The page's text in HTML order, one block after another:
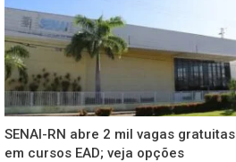
SENAI-RN abre 2 mil vagas gratuitas
em cursos EAD; veja opções